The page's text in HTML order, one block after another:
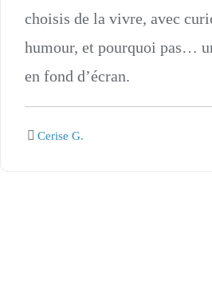
choisis de la vivre, avec
humour, et pourquoi pas…
en fond d’écran.
Cerise G.